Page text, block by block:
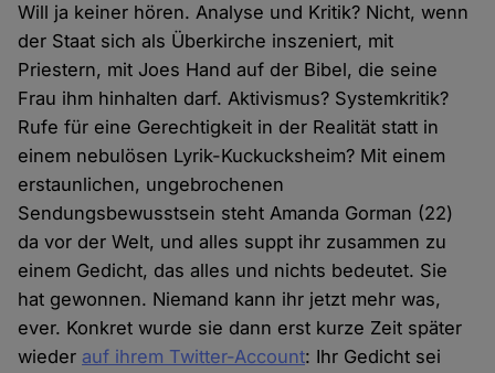
Will ja keiner hören. Analyse und Kritik? Nicht, wenn
der Staat sich als Überkirche inszeniert, mit
Priestern, mit Joes Hand auf der Bibel, die seine
Frau ihm hinhalten darf. Aktivismus? Systemkritik?
Rufe für eine Gerechtigkeit in der Realität statt in
einem nebulösen Lyrik-Kuckucksheim? Mit einem
erstaunlichen, ungebrochenen
Sendungsbewusstsein steht Amanda Gorman (22)
da vor der Welt, und alles suppt ihr zusammen zu
einem Gedicht, das alles und nichts bedeutet. Sie
hat gewonnen. Niemand kann ihr jetzt mehr was,
ever. Konkret wurde sie dann erst kurze Zeit später
wieder auf ihrem Twitter-Account: Ihr Gedicht sei